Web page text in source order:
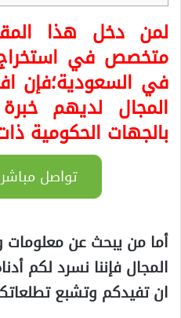
لمن دخل هذا
متخصص في
في السعودية؛فإن
المجال لديهم
بالجهات الحكومية
تواصل
أما من يبحث عن معلومات
المجال فإننا نسرد لكم
ان تفيدكم وتشبع